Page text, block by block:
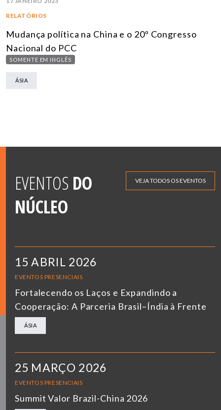
RELATÓRIOS
Mudança política na China e o 20º Congresso
Nacional do PCC
SOMENTE EM INGLÊS
ÁSIA
EVENTOS DO
NÚCLEO
VEJA TODOS OS EVENTOS
15 ABRIL 2026
EVENTOS PRESENCIAIS
Fortalecendo os Laços e Expandindo a
Cooperação: A Parceria Brasil–Índia à Frente
ÁSIA
25 MARÇO 2026
EVENTOS PRESENCIAIS
Summit Valor Brazil-China 2026